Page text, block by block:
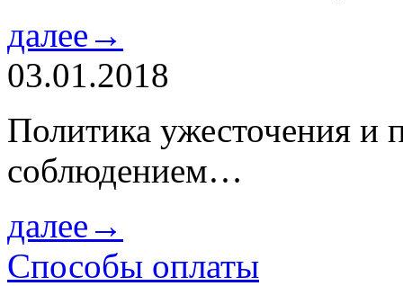
далее→
03.01.2018
Политика ужесточения и
соблюдением…
далее→
Способы оплаты